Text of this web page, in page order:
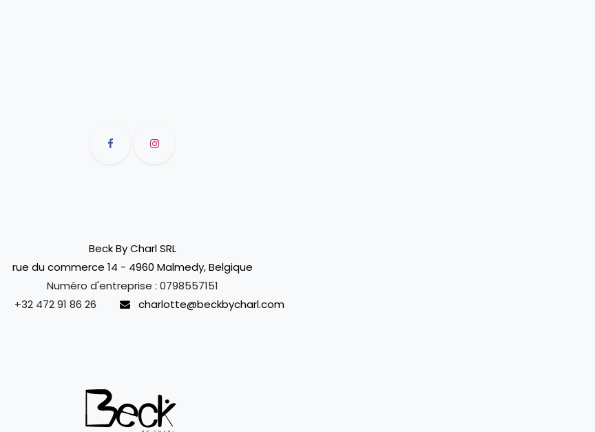
Beck By Charl SRL
rue du commerce 14 - 4960 Malmedy, Belgique
Numéro d'entreprise : 0798557151
+32 472 91 86 26
charlotte@beckbycharl.com